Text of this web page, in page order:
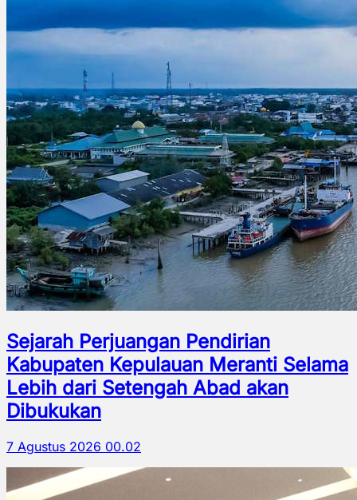
Sejarah Perjuangan Pendirian
Kabupaten Kepulauan Meranti Selama
Lebih dari Setengah Abad akan
Dibukukan
7 Agustus 2026 00.02